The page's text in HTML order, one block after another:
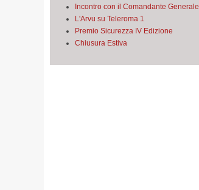
Incontro con il Comandante Generale
L'Arvu su Teleroma 1
Premio Sicurezza IV Edizione
Chiusura Estiva